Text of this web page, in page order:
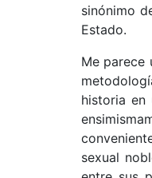
sinónimo
Estado.
Me parece
historia en
sexual